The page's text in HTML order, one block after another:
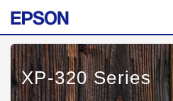
XP-320 Series